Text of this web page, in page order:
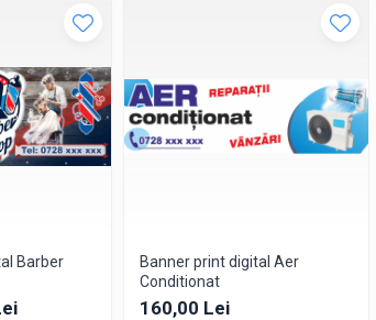
un produs de înaltă calitate, perfect adaptat nevoilor
Barber
Banner print digital Aer
Conditionat
160,00 Lei